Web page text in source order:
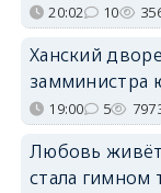
20:02 10
Ханский
замминистра
19:00 5
Любовь
стала гимном